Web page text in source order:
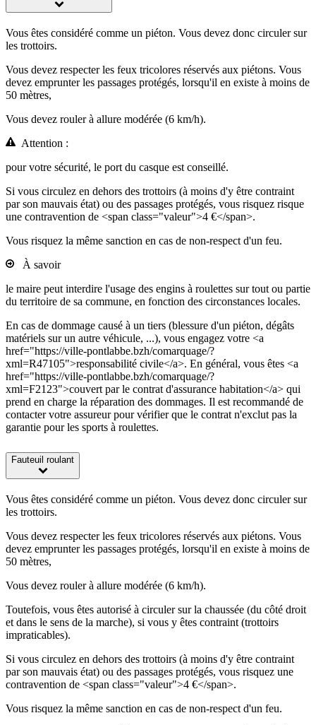
Vous êtes considéré comme un piéton. Vous devez donc circuler sur
les trottoirs.
Vous devez respecter les feux tricolores réservés aux piétons. Vous
devez emprunter les passages protégés, lorsqu'il en existe à moins de
50 mètres,
Vous devez rouler à allure modérée (6 km/h).
Attention :
pour votre sécurité, le port du casque est conseillé.
Si vous circulez en dehors des trottoirs (à moins d'y être contraint
par son mauvais état) ou des passages protégés, vous risquez risque
une contravention de <span class="valeur">4 €</span>.
Vous risquez la même sanction en cas de non-respect d'un feu.
À savoir
le maire peut interdire l'usage des engins à roulettes sur tout ou partie
du territoire de sa commune, en fonction des circonstances locales.
En cas de dommage causé à un tiers (blessure d'un piéton, dégâts
matériels sur un autre véhicule, ...), vous engagez votre <a
href="https://ville-pontlabbe.bzh/comarquage/?
xml=R47105">responsabilité civile</a>. En général, vous êtes <a
href="https://ville-pontlabbe.bzh/comarquage/?
xml=F2123">couvert par le contrat d'assurance habitation</a> qui
prend en charge la réparation des dommages. Il est recommandé de
contacter votre assureur pour vérifier que le contrat n'exclut pas la
garantie pour les sports à roulettes.
Fauteuil roulant
Vous êtes considéré comme un piéton. Vous devez donc circuler sur
les trottoirs.
Vous devez respecter les feux tricolores réservés aux piétons. Vous
devez emprunter les passages protégés, lorsqu'il en existe à moins de
50 mètres,
Vous devez rouler à allure modérée (6 km/h).
Toutefois, vous êtes autorisé à circuler sur la chaussée (du côté droit
et dans le sens de la marche), si vous y êtes contraint (trottoirs
impraticables).
Si vous circulez en dehors des trottoirs (à moins d'y être contraint
par son mauvais état) ou des passages protégés, vous risquez une
contravention de <span class="valeur">4 €</span>.
Vous risquez la même sanction en cas de non-respect d'un feu.